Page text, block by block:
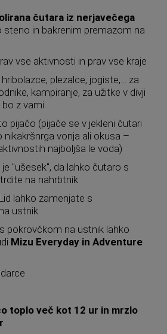
čutara iz nerjavečega
steno in bakrenim premazom na
vse aktivnosti in prav vse kraje
plezalce, jogiste,… za
kampiranje, za užitke v divji
z vami
pijačo (pijače se v jekleni čutari
nikakršnrga vonja ali okusa –
najboljša le voda)
"ušesek", da lahko čutaro s
na nahrbtnik
lahko zamenjate s
ustnik
pokrovčkom na ustnik lahko
Mizu Everyday in Adventure
toplo več kot 12 ur in mrzlo